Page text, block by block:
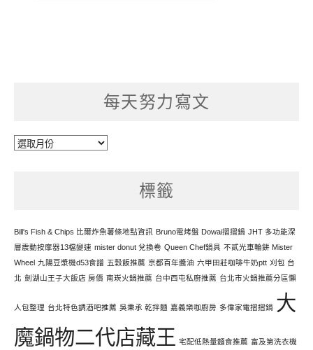
每天努力寫文
每
標籤
Bill's Fish & Chips 比爾炸魚薯條地點資訊 Bruno電烤盤 Dowai摺摺鍋 JHT 多功能深
層震動按摩器13檔變速 mister donut 兌換卷 Queen Chef鍋具 不貳光車輪餅 Mister
Wheel 九陽豆漿機d53食譜 五穀飯推薦 京都百年醬油 六甲田莊咖啡牛奶ptt 刈包 台
北 劍湖山王子大飯店 房價 南崁火鍋推薦 台中西屯私廚推薦 台北市火鍋推薦分區懶
人包整理 台北特色調酒吧推薦 吳秉承 乾拌麵 嘉義樂咖廚房 多偉家電摺摺鍋 大
魔鍋物二代店藏王 宅配低熱量麵食推薦 富及第洗衣機